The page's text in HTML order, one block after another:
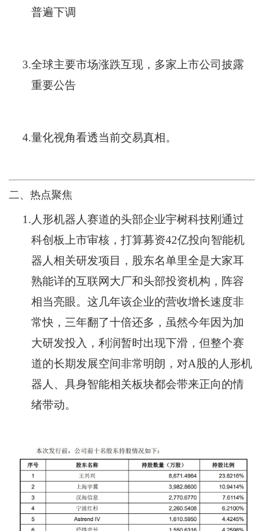
普遍下调
3.全球主要市场涨跌互现，多家上市公司披露
重要公告
4.量化视角看透当前交易真相。
二、热点聚焦
1. 人形机器人赛道的头部企业宇树科技刚通过
科创板上市审核，打算募资42亿投向智能机
器人相关研发项目，股东名单里全是大家耳
熟能详的互联网大厂和头部投资机构，阵容
相当亮眼。这几年该企业的营收增长速度非
常快，三年翻了十倍还多，虽然今年因为加
大研发投入，利润暂时出现下滑，但整个赛
道的长期发展空间非常明朗，对A股的人形机
器人、具身智能相关板块都会带来正向的情
绪带动。